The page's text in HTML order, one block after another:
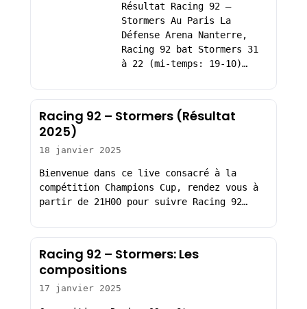
Résultat Racing 92 –
Stormers Au Paris La
Défense Arena Nanterre,
Racing 92 bat Stormers 31
à 22 (mi-temps: 19-10)…
Racing 92 – Stormers (Résultat
2025)
18 janvier 2025
Bienvenue dans ce live consacré à la
compétition Champions Cup, rendez vous à
partir de 21H00 pour suivre Racing 92…
Racing 92 – Stormers: Les
compositions
17 janvier 2025